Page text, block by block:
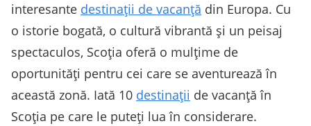
interesante destinații de vacanță din Europa. Cu
o istorie bogată, o cultură vibrantă și un peisaj
spectaculos, Scoția oferă o mulțime de
oportunități pentru cei care se aventurează în
această zonă. Iată 10 destinații de vacanță în
Scoția pe care le puteți lua în considerare.